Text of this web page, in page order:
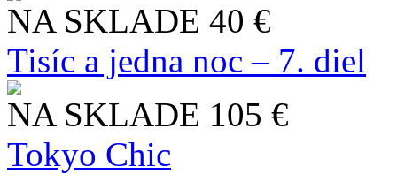
NA SKLADE 40 €
Tisíc a jedna noc – 7. diel
NA SKLADE 105 €
Tokyo Chic